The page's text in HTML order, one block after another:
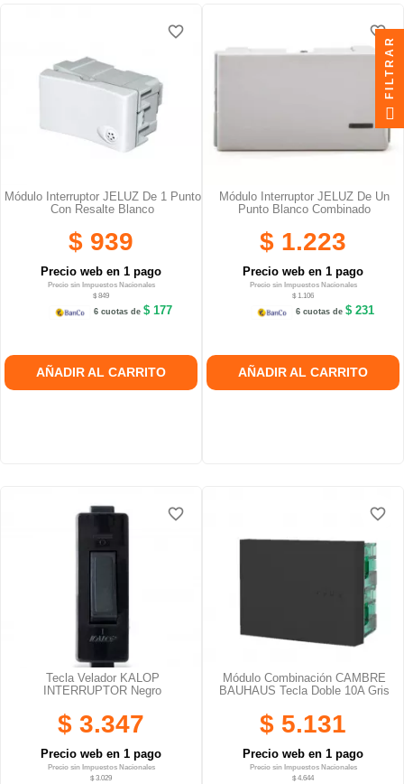
Módulo Interruptor JELUZ De 1 Punto
Con Resalte Blanco
$ 939
Precio web en 1 pago
Precio sin Impuestos Nacionales
$ 849
6 cuotas de$ 177
AÑADIR AL CARRITO
favorite_border
favorite_border
Módulo Interruptor JELUZ De Un
Punto Blanco Combinado
$ 1.223
Precio web en 1 pago
Precio sin Impuestos Nacionales
$ 1.106
6 cuotas de$ 231
AÑADIR AL CARRITO
favorite_border
favorite_border
Tecla Velador KALOP
INTERRUPTOR Negro
$ 3.347
Precio web en 1 pago
Precio sin Impuestos Nacionales
$ 3.029
favorite_border
favorite_border
Módulo Combinación CAMBRE
BAUHAUS Tecla Doble 10A Gris
$ 5.131
Precio web en 1 pago
Precio sin Impuestos Nacionales
$ 4.644
favorite_border
favorite_border
FILTRAR